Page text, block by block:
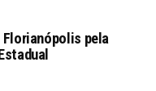
Florianópolis pela